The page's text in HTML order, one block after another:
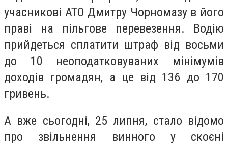
учасникові АТО Дмитру Чорномазу в його
праві на пільгове перевезення. Водію
прийдеться сплатити штраф від восьми
до 10 неоподатковуваних мінімумів
доходів громадян, а це від 136 до 170
гривень.
А вже сьогодні, 25 липня, стало відомо
про звільнення винного у скоєні